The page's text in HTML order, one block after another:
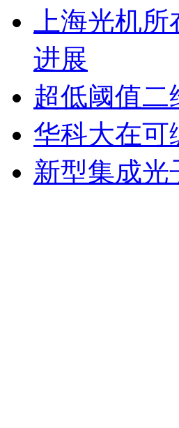
上海光机
进展
超低阈值二
华科大在可
新型集成